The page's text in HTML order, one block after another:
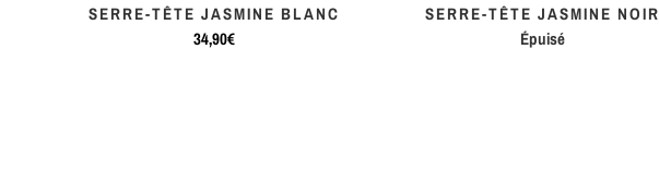
SERRE-TÊTE JASMINE BLANC
34,90€
SERRE-TÊTE JASMINE NOIR
Épuisé